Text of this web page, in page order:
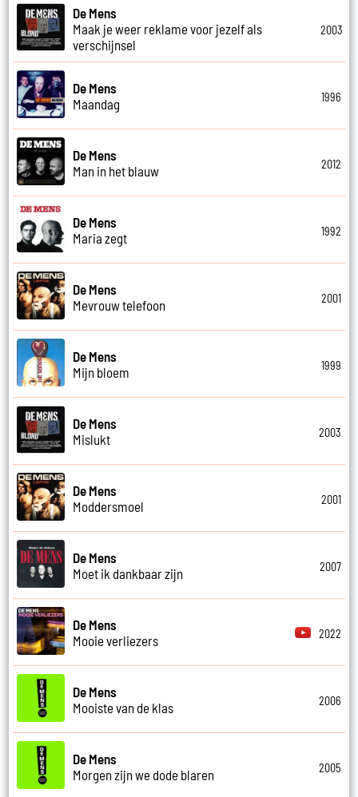
De Mens
Maak je weer reklame voor jezelf als
verschijnsel
2003
De Mens
Maandag
1996
De Mens
Man in het blauw
2012
De Mens
Maria zegt
1992
De Mens
Mevrouw telefoon
2001
De Mens
Mijn bloem
1999
De Mens
Mislukt
2003
De Mens
Moddersmoel
2001
De Mens
Moet ik dankbaar zijn
2007
De Mens
Mooie verliezers
2022
De Mens
Mooiste van de klas
2006
De Mens
Morgen zijn we dode blaren
2005